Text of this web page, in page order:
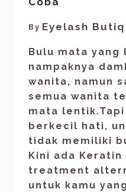
By Eyelash Butiq
Bulu mata yang
nampaknya
wanita, namun
semua wanita
mata
berkecil hati,
tidak memiliki
Kini ada
treatment
untuk kamu